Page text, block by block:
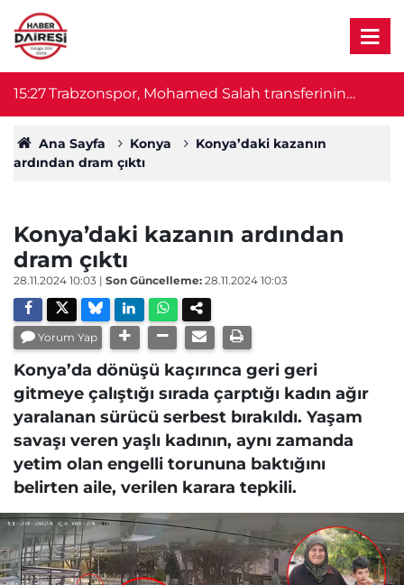
15:27Trabzonspor, Mohamed Salah transferinin
maliyetini açıkladı
Ana Sayfa Konya
Konya’daki kazanın
ardından dram çıktı
Konya’daki kazanın ardından
dram çıktı
28.11.2024 10:03 | Son Güncelleme: 28.11.2024 10:03
Yorum Yap
Konya’da dönüşü kaçırınca geri geri
gitmeye çalıştığı sırada çarptığı kadın ağır
yaralanan sürücü serbest bırakıldı. Yaşam
savaşı veren yaşlı kadının, aynı zamanda
yetim olan engelli torununa baktığını
belirten aile, verilen karara tepkili.